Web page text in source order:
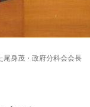
尾身茂・政府分科会会長